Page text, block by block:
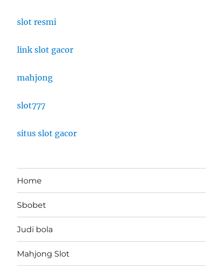
slot resmi
link slot gacor
mahjong
slot777
situs slot gacor
Home
Sbobet
Judi bola
Mahjong Slot